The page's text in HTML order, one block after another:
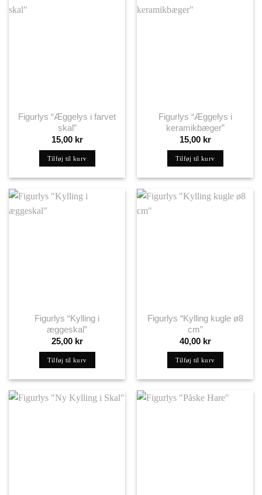
Figurlys “Æggelys i farvet
skal”
15,00 kr
Tilføj til kurv
Figurlys “Æggelys i
keramikbæger”
15,00 kr
Tilføj til kurv
Figurlys “Kylling i
æggeskal”
25,00 kr
Tilføj til kurv
Figurlys “Kylling kugle ø8
cm”
40,00 kr
Tilføj til kurv